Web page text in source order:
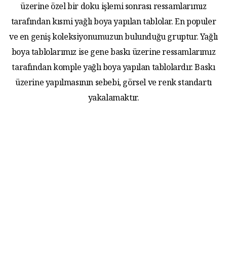
üzerine özel bir doku işlemi sonrası ressamlarımız
tarafından kısmi yağlı boya yapılan tablolar. En populer
ve en geniş koleksiyonumuzun bulunduğu gruptur. Yağlı
boya tablolarımız ise gene baskı üzerine ressamlarımız
tarafından komple yağlı boya yapılan tablolardır. Baskı
üzerine yapılmasının sebebi, görsel ve renk standartı
yakalamaktır.